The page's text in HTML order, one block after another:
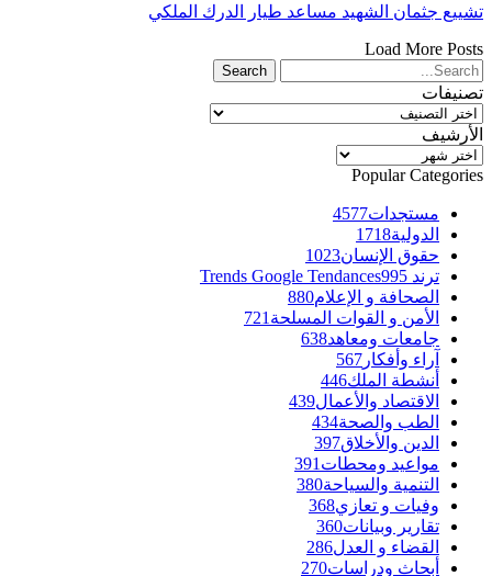
تشييع جثمان الشهيد مساعد طيار الدرك الملكي
Load More Posts
تصنيفات
تصنيفات
الأرشيف
الأرشيف
Popular Categories
مستجدات4577
الدولية1718
حقوق الإنسان1023
ترند Trends Google Tendances 995
الصحافة و الإعلام880
الأمن و القوات المسلحة 721
جامعات ومعاهد638
آراء وأفكار 567
أنشطة الملك446
الاقتصاد والأعمال439
الطب والصحة434
الدين والأخلاق397
مواعيد ومحطات 391
التنمية والسياحة380
وفيات و تعازي368
تقارير وبيانات360
القضاء و العدل286
أبحاث ودراسات270